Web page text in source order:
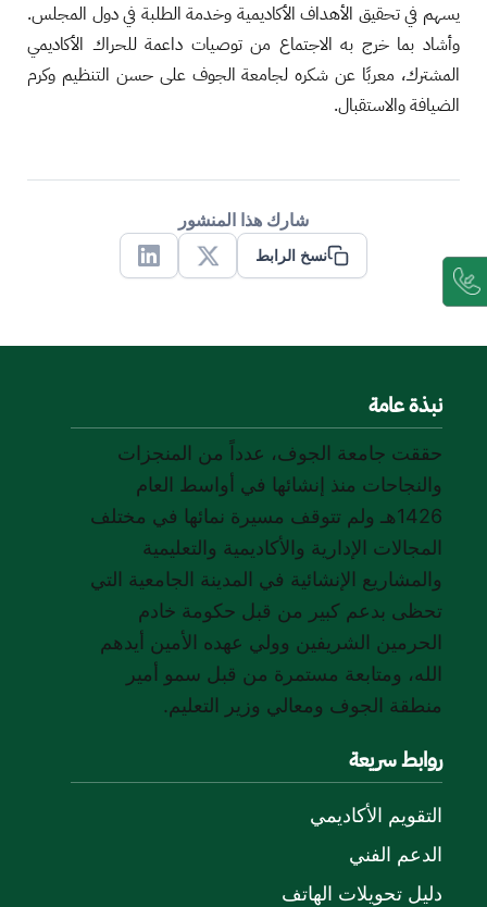
يسهم في تحقيق الأهداف الأكاديمية وخدمة الطلبة في دول المجلس.
وأشاد بما خرج به الاجتماع من توصيات داعمة للحراك الأكاديمي
المشترك، معربًا عن شكره لجامعة الجوف على حسن التنظيم وكرم
الضيافة والاستقبال.
شارك هذا المنشور
نسخ الرابط
X
Linkedin
نبذة عامة
حققت جامعة الجوف، عدداً من المنجزات
والنجاحات منذ إنشائها في أواسط العام
1426هـ ولم تتوقف مسيرة نمائها في مختلف
المجالات الإدارية والأكاديمية والتعليمية
والمشاريع الإنشائية في المدينة الجامعية التي
تحظى بدعم كبير من قبل حكومة خادم
الحرمين الشريفين وولي عهده الأمين أيدهم
الله، ومتابعة مستمرة من قبل سمو أمير
منطقة الجوف ومعالي وزير التعليم.
روابط سريعة
التقويم الأكاديمي
الدعم الفني
دليل تحويلات الهاتف